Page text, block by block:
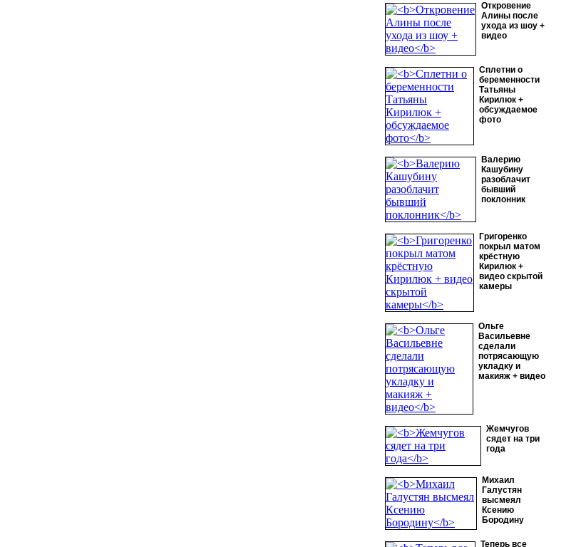
Откровение
Алины после
ухода из шоу +
видео
Сплетни о
беременности
Татьяны
Кирилюк +
обсуждаемое
фото
Валерию
Кашубину
разоблачит
бывший
поклонник
Григоренко
покрыл матом
крёстную
Кирилюк +
видео скрытой
камеры
Ольге
Васильевне
сделали
потрясающую
укладку и
макияж + видео
Жемчугов
сядет на три
года
Михаил
Галустян
высмеял
Ксению
Бородину
Теперь все